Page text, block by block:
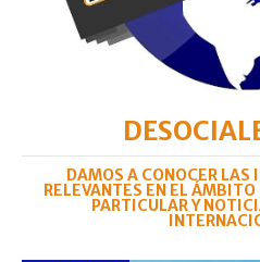
DAMOS A CONOCER LAS
RELEVANTES EN EL
PARTICULAR Y